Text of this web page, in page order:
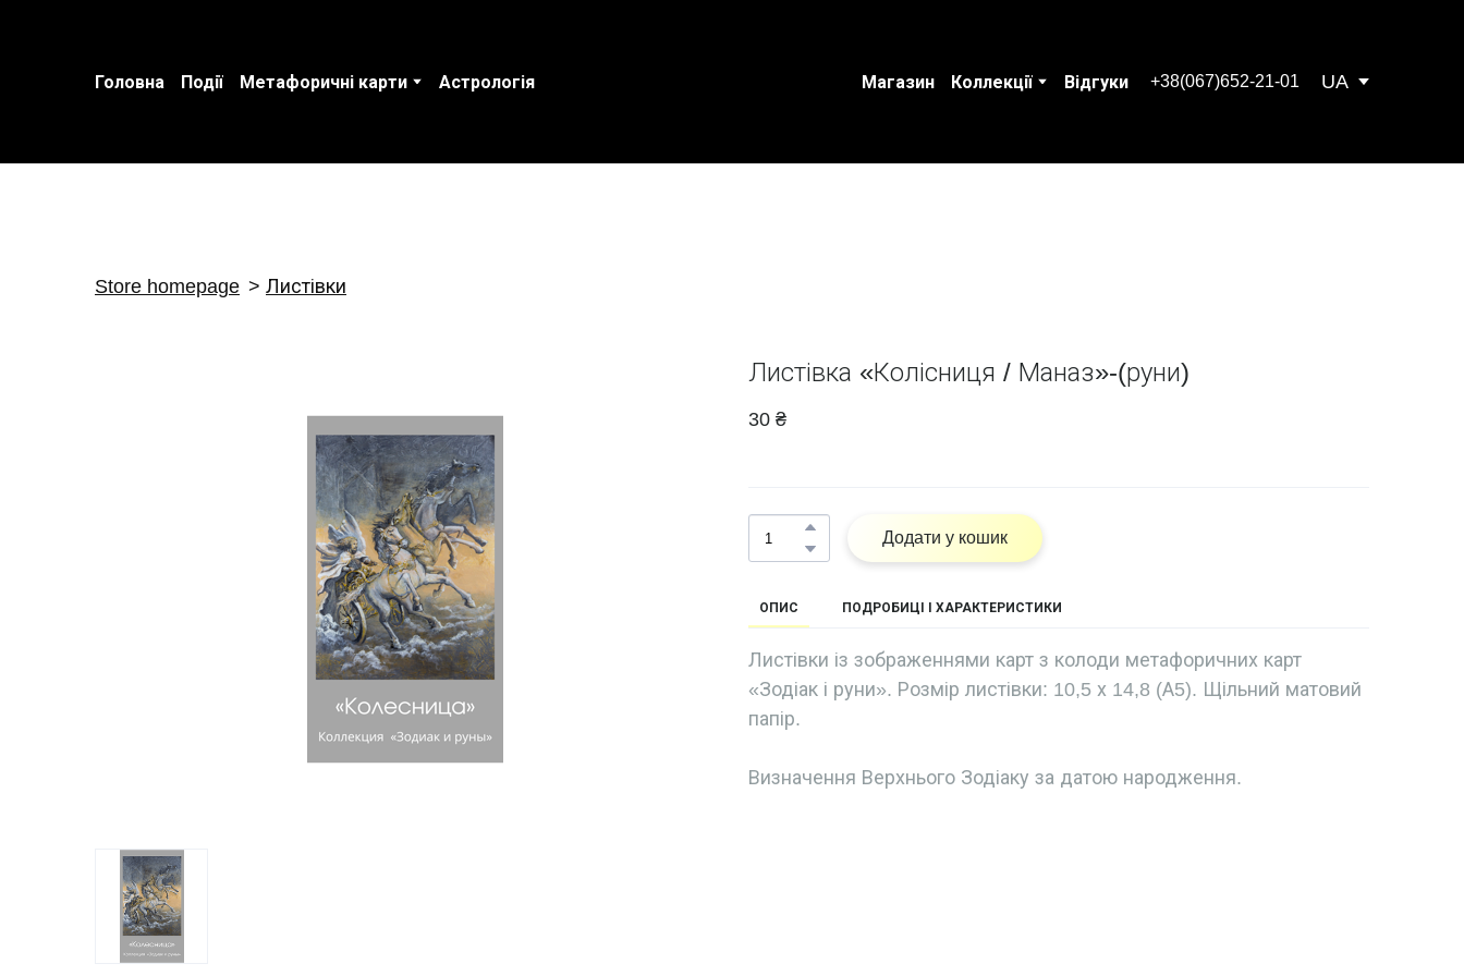
Головна Події Метафоричні карти Астрологія Магазин Коллекції Відгуки +38(067)652-21-01 UA
Store homepage Листівки
Листівка «Колісниця / Маназ»-(руни)
30 ₴
Додати у кошик
ОПИС ПОДРОБИЦІ І ХАРАКТЕРИСТИКИ
Листівки із зображеннями карт з колоди метафоричних карт
«Зодіак і руни». Розмір листівки: 10,5 х 14,8 (А5). Щільний матовий
папір.
Визначення Верхнього Зодіаку за датою народження.